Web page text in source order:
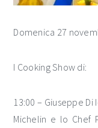
Domenica 27
I Cooking Show di:
13:00 – Giuseppe
Michelin e lo Chef